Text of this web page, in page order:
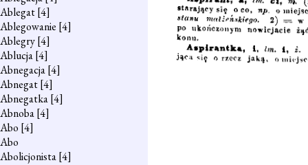
Ablegat[4]
Ablegowanie [4]
Ablegry[4]
Ablucja[4]
Abnegacja[4]
Abnegat[4]
Abnegatka[4]
Abnoba[4]
Abo [4]
Abo
Abolicjonista[4]